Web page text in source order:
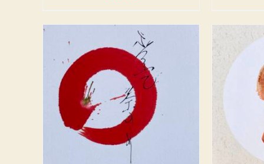
AJOUTER AU PANIER /